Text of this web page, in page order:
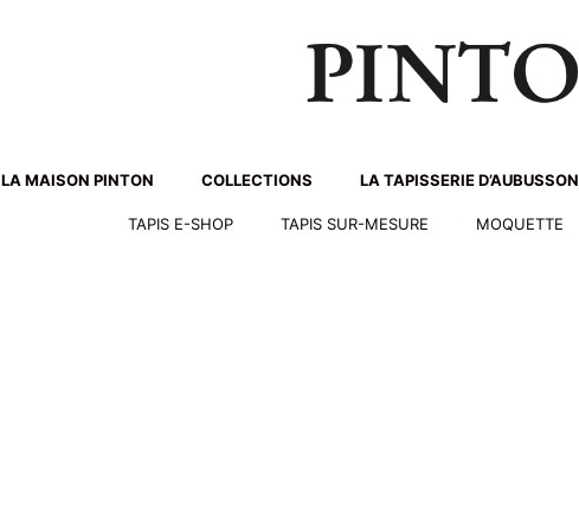
LA MAISON PINTON COLLECTIONS LA TAPISSERIE D’AUBUSSON
TAPIS E-SHOP TAPIS SUR-MESURE MOQUETTE